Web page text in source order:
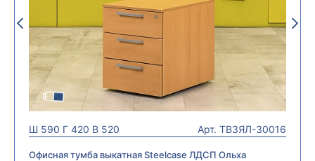
Ш 590 Г 420 В 520 Арт. ТВ3ЯЛ-30016
Офисная тумба выкатная Steelcase ЛДСП Ольха